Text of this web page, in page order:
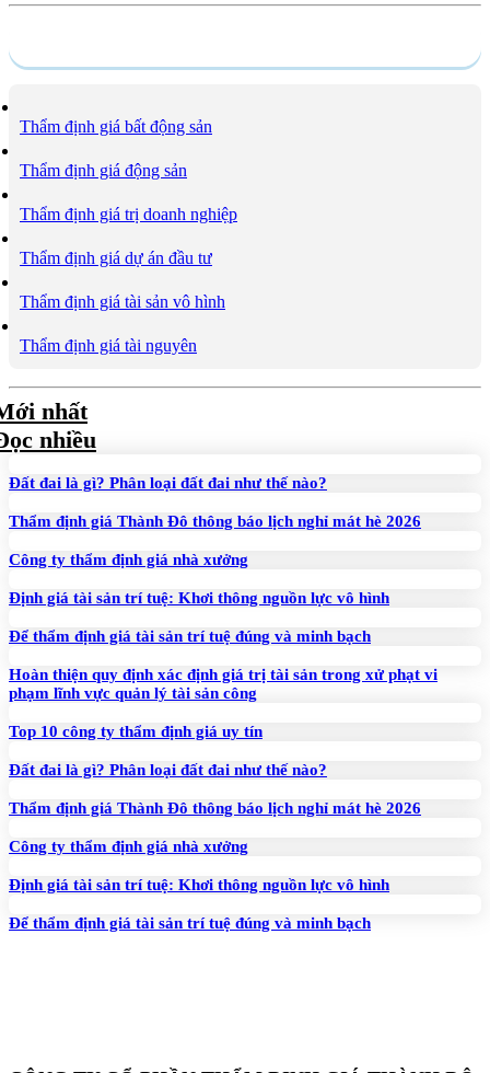
Thẩm định giá bất động sản
Thẩm định giá động sản
Thẩm định giá trị doanh nghiệp
Thẩm định giá dự án đầu tư
Thẩm định giá tài sản vô hình
Thẩm định giá tài nguyên
nhất
nhiều
Đất đai là gì? Phân loại đất đai như thế nào?
Thẩm định giá Thành Đô thông báo lịch nghỉ mát hè 2026
Công ty thẩm định giá nhà xưởng
Định giá tài sản trí tuệ: Khơi thông nguồn lực vô hình
Để thẩm định giá tài sản trí tuệ đúng và minh bạch
Hoàn thiện quy định xác định giá trị tài sản trong xử phạt vi
phạm lĩnh vực quản lý tài sản công
Top 10 công ty thẩm định giá uy tín
Đất đai là gì? Phân loại đất đai như thế nào?
Thẩm định giá Thành Đô thông báo lịch nghỉ mát hè 2026
Công ty thẩm định giá nhà xưởng
Định giá tài sản trí tuệ: Khơi thông nguồn lực vô hình
Để thẩm định giá tài sản trí tuệ đúng và minh bạch